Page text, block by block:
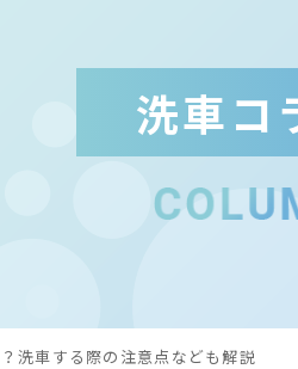
洗車コ
洗車する際の注意点なども解説